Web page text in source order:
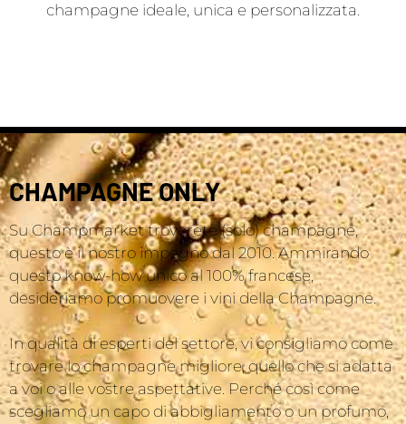
champagne ideale, unica e personalizzata.
CHAMPAGNE ONLY
Su Champmarket troverete (solo) champagne,
questo è il nostro impegno dal 2010. Ammirando
questo know-how unico al 100% francese,
desideriamo promuovere i vini della Champagne.
In qualità di esperti del settore, vi consigliamo come
trovare lo champagne migliore, quello che si adatta
a voi o alle vostre aspettative. Perché così come
scegliamo un capo di abbigliamento o un profumo,